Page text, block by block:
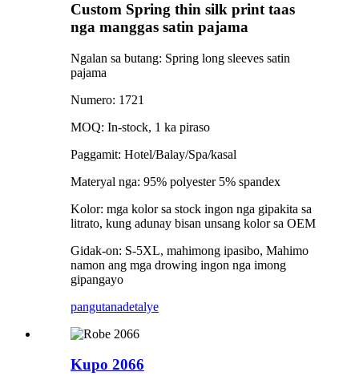
Custom Spring thin silk print taas
nga manggas satin pajama
Ngalan sa butang: Spring long sleeves satin
pajama
Numero: 1721
MOQ: In-stock, 1 ka piraso
Paggamit: Hotel/Balay/Spa/kasal
Materyal nga: 95% polyester 5% spandex
Kolor: mga kolor sa stock ingon nga gipakita sa
litrato, kung adunay bisan unsang kolor sa OEM
Gidak-on: S-5XL, mahimong ipasibo, Mahimo
namon ang mga drowing ingon nga imong
gipangayo
pangutanadetalye
Kupo 2066